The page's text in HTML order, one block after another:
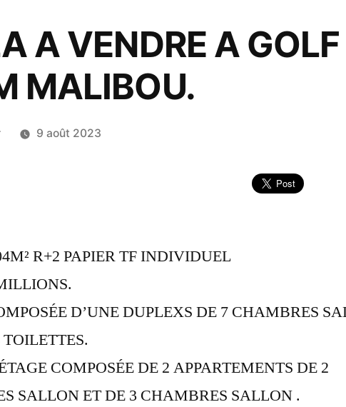
A VENDRE A
MALIBOU.
9 août 2023
R+2 PAPIER TF INDIVIDUEL
D’UNE DUPLEXS DE 7 CHAMBRES
COMPOSÉE DE 2 APPARTEMENTS DE 2
SALLON ET DE 3 CHAMBRES SALLON .